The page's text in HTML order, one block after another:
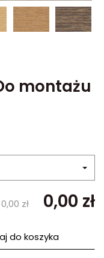
montażu
0,00 zł 0,00 zł
do koszyka